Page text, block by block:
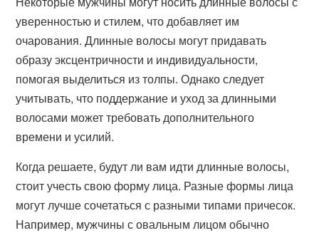
уверенностью и стилем, что добавляет им
очарования. Длинные волосы могут придавать
образу эксцентричности и индивидуальности,
помогая выделиться из толпы. Однако следует
учитывать, что поддержание и уход за длинными
волосами может требовать дополнительного
времени и усилий.
Когда решаете, будут ли вам идти длинные волосы,
стоит учесть свою форму лица. Разные формы лица
могут лучше сочетаться с разными типами причесок.
Например, мужчины с овальным лицом обычно